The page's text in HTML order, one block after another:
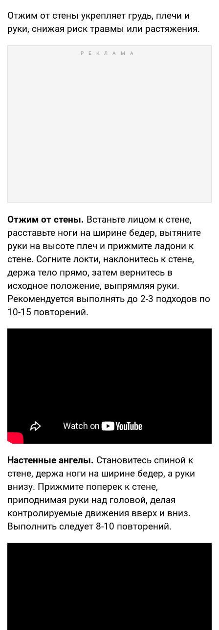
Отжим от стены укрепляет грудь, плечи и
руки, снижая риск травмы или растяжения.
Отжим от стены. Встаньте лицом к стене,
расставьте ноги на ширине бедер, вытяните
руки на высоте плеч и прижмите ладони к
стене. Согните локти, наклонитесь к стене,
держа тело прямо, затем вернитесь в
исходное положение, выпрямляя руки.
Рекомендуется выполнять до 2-3 подходов по
10-15 повторений.
Настенные ангелы. Становитесь спиной к
стене, держа ноги на ширине бедер, а руки
внизу. Прижмите поперек к стене,
приподнимая руки над головой, делая
контролируемые движения вверх и вниз.
Выполнить следует 8-10 повторений.